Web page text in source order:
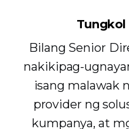
Tungkol
Bilang Senior
nakikipag-
isang malawak
provider ng
kumpanya, at